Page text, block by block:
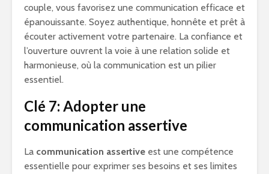
couple, vous favorisez une communication efficace et
épanouissante. Soyez authentique, honnête et prêt à
écouter activement votre partenaire. La confiance et
l’ouverture ouvrent la voie à une relation solide et
harmonieuse, où la communication est un pilier
essentiel.
Clé 7: Adopter une
communication assertive
La communication assertive est une compétence
essentielle pour exprimer ses besoins et ses limites